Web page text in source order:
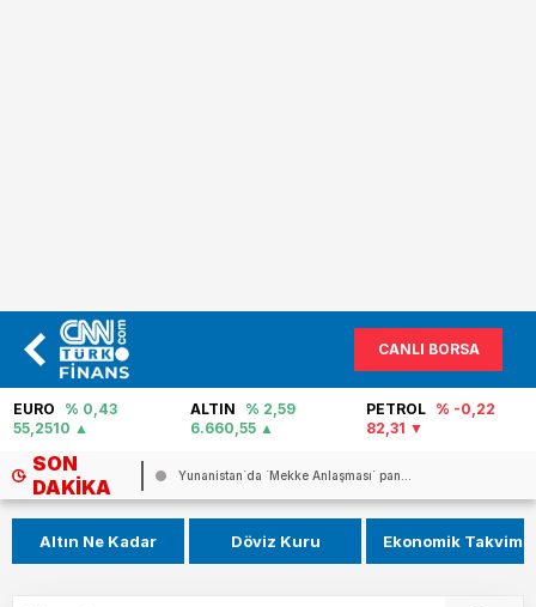
CANLI BORSA
ALTIN
% 2,59
6.660,55
PETROL
% -0,22
82,31
FAİZ % 40,02
0
SON
DAKIKA
Avrupa`da orman yangınlarının fatur...
Altın Ne Kadar Döviz Kuru Ekonomik Takvim